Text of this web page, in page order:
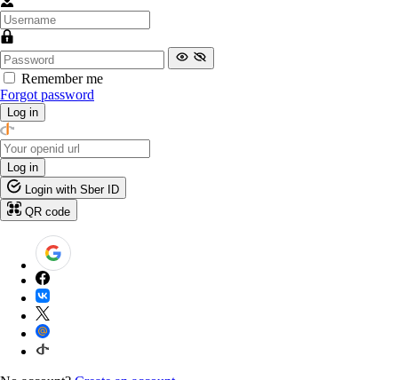
Remember me
Forgot password
Log in
Log in
Login with Sber ID
QR code